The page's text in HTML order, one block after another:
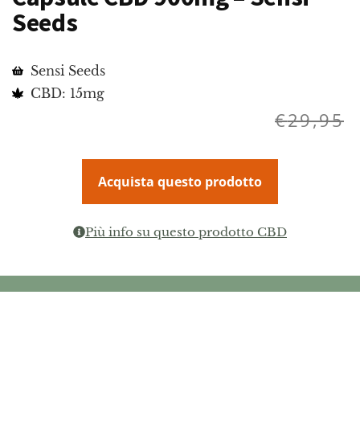
Seeds
Sensi Seeds
CBD: 15mg
€29,95
Acquista questo prodotto
Più info su questo prodotto CBD